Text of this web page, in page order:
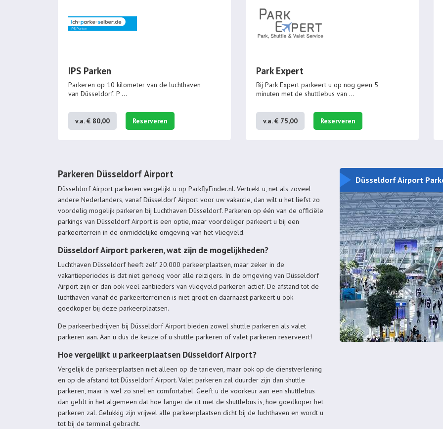
IPS Parken
Parkeren op 10 kilometer van de luchthaven
van Düsseldorf. P ...
v.a. € 80,00 Reserveren
Park Expert
Bij Park Expert parkeert u op nog geen 5
minuten met de shuttlebus van ...
v.a. € 75,00 Reserveren
Parkeren Düsseldorf Airport
Düsseldorf Airport parkeren vergelijkt u op ParkflyFinder.nl. Vertrekt u, net als zoveel
andere Nederlanders, vanaf Düsseldorf Airport voor uw vakantie, dan wilt u het liefst zo
voordelig mogelijk parkeren bij Luchthaven Düsseldorf. Parkeren op één van de officiële
parkings van Düsseldorf Airport is een optie, maar voordeliger parkeert u bij een
parkeerterrein in de onmiddelijke omgeving van het vliegveld.
Düsseldorf Airport parkeren, wat zijn de mogelijkheden?
Luchthaven Düsseldorf heeft zelf 20.000 parkeerplaatsen, maar zeker in de
vakantieperiodes is dat niet genoeg voor alle reizigers. In de omgeving van Düsseldorf
Airport zijn er dan ook veel aanbieders van vliegveld parkeren actief. De afstand tot de
luchthaven vanaf de parkeerterreinen is niet groot en daarnaast parkeert u ook
goedkoper bij deze parkeerplaatsen.
De parkeerbedrijven bij Düsseldorf Airport bieden zowel shuttle parkeren als valet
parkeren aan. Aan u dus de keuze of u shuttle parkeren of valet parkeren reserveert!
Hoe vergelijkt u parkeerplaatsen Düsseldorf Airport?
Vergelijk de parkeerplaatsen niet alleen op de tarieven, maar ook op de dienstverlening
en op de afstand tot Düsseldorf Airport. Valet parkeren zal duurder zijn dan shuttle
parkeren, maar is wel zo snel en comfortabel. Geeft u de voorkeur aan een shuttlebus
dan geldt in het algemeen dat hoe langer de rit met de shuttlebus is, hoe goedkoper het
parkeren zal. Gelukkig zijn vrijwel alle parkeerplaatsen dicht bij de luchthaven en wordt u
tot bij de terminal gebracht.
Düsseldorf Airport